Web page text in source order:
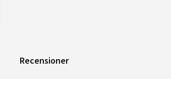
Recensioner